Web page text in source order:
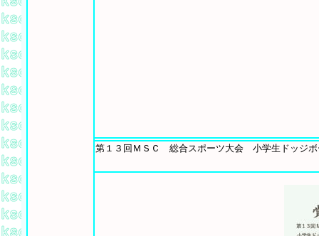
第１３回ＭＳＣ 総合スポーツ大会 小学生ドッジボ